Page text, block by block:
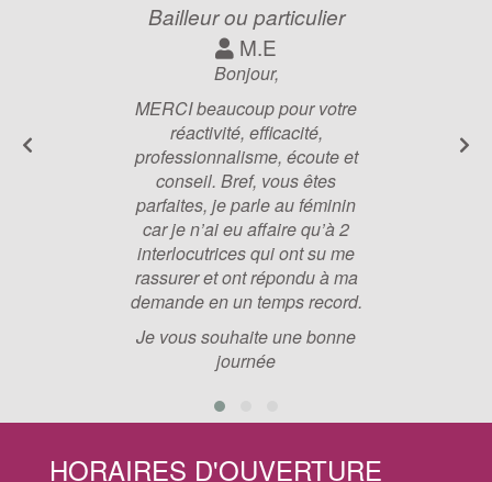
Bailleur ou particulier
M.E
Bonjour,
MERCI beaucoup pour votre
réactivité, efficacité,
professionnalisme, écoute et
conseil. Bref, vous êtes
parfaites, je parle au féminin
car je n’ai eu affaire qu’à 2
interlocutrices qui ont su me
rassurer et ont répondu à ma
demande en un temps record.
Je vous souhaite une bonne
journée
HORAIRES D'OUVERTURE